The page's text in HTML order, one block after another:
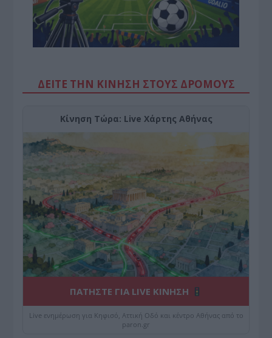
ΔΕΙΤΕ ΤΗΝ ΚΙΝΗΣΗ ΣΤΟΥΣ ΔΡΌΜΟΥΣ
Κίνηση Τώρα: Live Χάρτης Αθήνας
ΠΑΤΗΣΤΕ ΓΙΑ LIVE ΚΙΝΗΣΗ
Live ενημέρωση για Κηφισό, Αττική Οδό και κέντρο Αθήνας από το
paron.gr